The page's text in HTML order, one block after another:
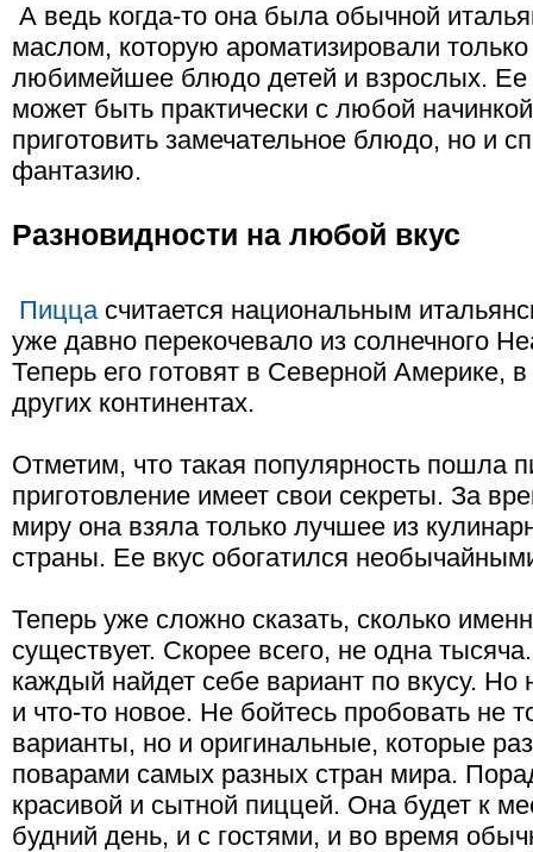
А ведь когда-то она была обычной
маслом, которую ароматизировали
любимейшее блюдо детей и взрослых. Ее
может быть практически с любой
приготовить замечательное блюдо, но и
фантазию.
Разновидности на любой вкус
Пиццасчитается национальным
уже давно перекочевало из солнечного
Теперь его готовят в Северной Америке,
других континентах.
Отметим, что такая популярность пошла
приготовление имеет свои секреты. За
миру она взяла только лучшее из
страны. Ее вкус обогатился
Теперь уже сложно сказать, сколько
существует. Скорее всего, не одна
каждый найдет себе вариант по вкусу. Но
и что-то новое. Не бойтесь пробовать не
варианты, но и оригинальные, которые
поварами самых разных стран мира.
красивой и сытной пиццей. Она будет к
будний день, и с гостями, и во время